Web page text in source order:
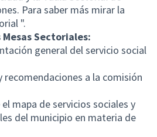
Para saber más mirar la
".
Sectoriales:
general del servicio social
recomendaciones a la comisión
mapa de servicios sociales y
del municipio en materia de